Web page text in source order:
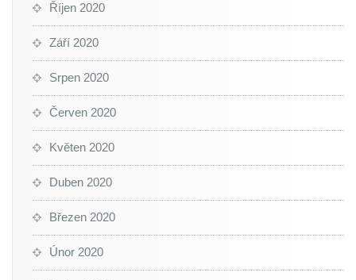
Říjen 2020
Září 2020
Srpen 2020
Červen 2020
Květen 2020
Duben 2020
Březen 2020
Únor 2020